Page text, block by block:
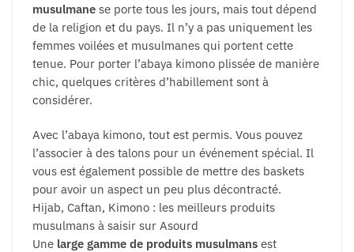
musulmane se porte tous les jours, mais tout dépend
de la religion et du pays. Il n’y a pas uniquement les
femmes voilées et musulmanes qui portent cette
tenue. Pour porter l’abaya kimono plissée de manière
chic, quelques critères d’habillement sont à
considérer.
Avec l’abaya kimono, tout est permis. Vous pouvez
l’associer à des talons pour un événement spécial. Il
vous est également possible de mettre des baskets
pour avoir un aspect un peu plus décontracté.
Hijab, Caftan, Kimono : les meilleurs produits
musulmans à saisir sur Asourd
Une large gamme de produits musulmans est